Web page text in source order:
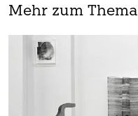
Mehr zum Thema